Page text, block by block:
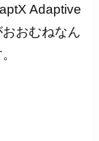
Adaptive
おむねなん